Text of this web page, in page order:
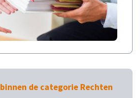
de categorie Rechten